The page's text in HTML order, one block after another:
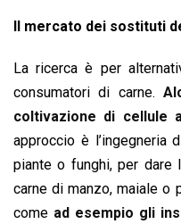
Il mercato dei sostituti
La ricerca è per
consumatori di carne.
coltivazione di cellule
approccio è
piante o funghi, per
carne di manzo, maiale o
come ad esempio gli